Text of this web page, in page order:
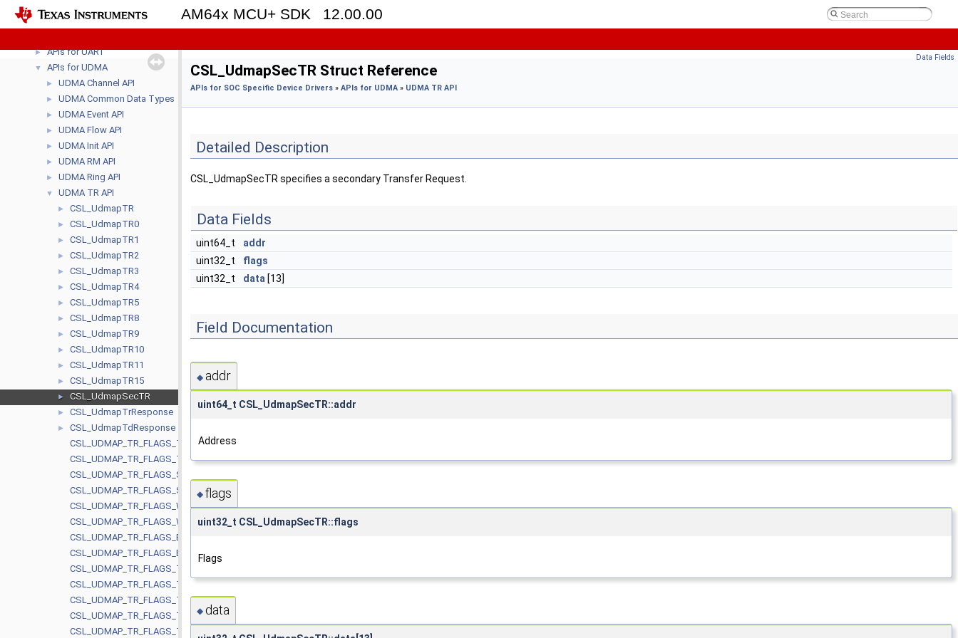
AM64x MCU+ SDK 12.00.00
► APIs for TMU
► APIs for UART
▼ APIs for UDMA
► UDMA Channel API
► UDMA Common Data Types
► UDMA Event API
► UDMA Flow API
► UDMA Init API
► UDMA RM API
► UDMA Ring API
▼ UDMA TR API
► CSL_UdmapTR
► CSL_UdmapTR0
► CSL_UdmapTR1
► CSL_UdmapTR2
► CSL_UdmapTR3
► CSL_UdmapTR4
► CSL_UdmapTR5
► CSL_UdmapTR8
► CSL_UdmapTR9
► CSL_UdmapTR10
► CSL_UdmapTR11
► CSL_UdmapTR15
► CSL_UdmapSecTR
► CSL_UdmapTrResponse
►
CSL_UdmapTdResponse
CSL_UDMAP_TR_FLAGS_TYPE_SHIFT
CSL_UDMAP_TR_FLAGS_TYPE_MASK
CSL_UDMAP_TR_FLAGS_STATIC_SHIFT
CSL_UDMAP_TR_FLAGS_STATIC_MASK
CSL_UDMAP_TR_FLAGS_WAIT_SHIFT
CSL_UDMAP_TR_FLAGS_WAIT_MASK
CSL_UDMAP_TR_FLAGS_EVENT_SIZE_SHIFT
CSL_UDMAP_TR_FLAGS_EVENT_SIZE_MASK
CSL_UDMAP_TR_FLAGS_TRIGGER0_SHIFT
CSL_UDMAP_TR_FLAGS_TRIGGER0_MASK
CSL_UDMAP_TR_FLAGS_TRIGGER0_TYPE_SHIFT
CSL_UDMAP_TR_FLAGS_TRIGGER0_TYPE_MASK
CSL_UDMAP_TR_FLAGS_TRIGGER1_SHIFT
Data Fields
CSL_UdmapSecTR Struct Reference
APIs for SOC Specific Device Drivers » APIs for UDMA » UDMA TR API
Detailed Description
CSL_UdmapSecTR specifies a secondary Transfer Request.
Data Fields
uint64_t
addr
uint32_t
flags
uint32_t
data [13]
Field Documentation
◆ addr
uint64_t CSL_UdmapSecTR::addr
Address
◆ flags
uint32_t CSL_UdmapSecTR::flags
Flags
◆ data